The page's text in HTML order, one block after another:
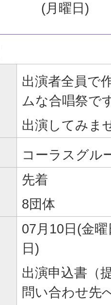
(月曜日)
出演者全員で
ムな合唱祭で
出演してみま
コーラスグル
先着
8団体
07月10日(金
日)
出演申込書（
問い合わせ先